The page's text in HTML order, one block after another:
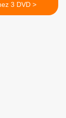
: gagnez 3 DVD >